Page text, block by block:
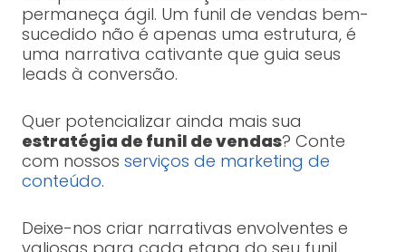
permaneça ágil. Um funil de vendas bem-
sucedido não é apenas uma estrutura, é
uma narrativa cativante que guia seus
leads à conversão.
Quer potencializar ainda mais sua
estratégia de funil de vendas? Conte
com nossos serviços de marketing de
conteúdo.
Deixe-nos criar narrativas envolventes e